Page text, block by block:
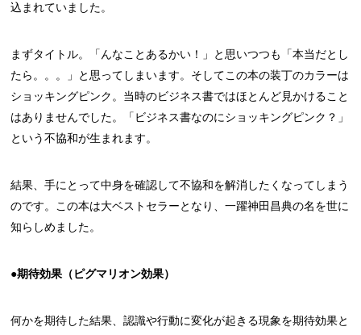
込まれていました。
まずタイトル。「んなことあるかい！」と思いつつも「本当だとし
たら。。。」と思ってしまいます。そしてこの本の装丁のカラーは
ショッキングピンク。当時のビジネス書ではほとんど見かけること
はありませんでした。「ビジネス書なのにショッキングピンク？」
という不協和が生まれます。
結果、手にとって中身を確認して不協和を解消したくなってしまう
のです。この本は大ベストセラーとなり、一躍神田昌典の名を世に
知らしめました。
●期待効果（ピグマリオン効果）
何かを期待した結果、認識や行動に変化が起きる現象を期待効果と